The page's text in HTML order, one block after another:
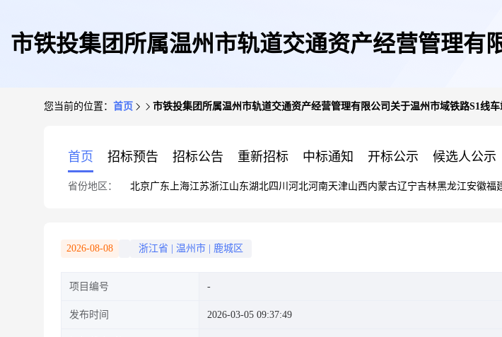
市铁投集团所属温州市轨道交通资产经营管理有
您当前的位置： 首页 市铁投集团所属温州市轨道交通资产经营管理有限公司关于温州市域铁路S1线
首页 招标预告 招标公告 重新招标 中标通知 开标公示 候选人公示
省份地区： 北京广东 上海江苏浙江山东湖北四川 河北河南天津山西内蒙古辽宁吉林黑龙江安徽福
2026-08-08 浙江省 温州市 鹿城区
项目编号
发布时间 2026-03-05 09:37:49